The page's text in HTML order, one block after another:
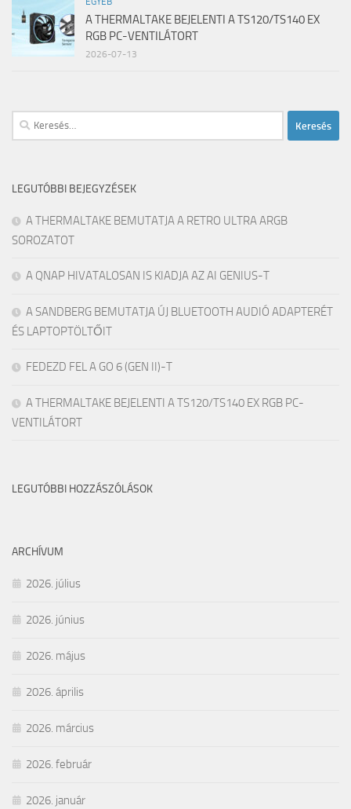
A THERMALTAKE BEJELENTI A TS120/TS140 EX
RGB PC-VENTILÁTORT
2026-07-13
Keresés:
LEGUTÓBBI BEJEGYZÉSEK
A THERMALTAKE BEMUTATJA A RETRO ULTRA ARGB
SOROZATOT
A QNAP HIVATALOSAN IS KIADJA AZ AI GENIUS-T
A SANDBERG BEMUTATJA ÚJ BLUETOOTH AUDIÓ ADAPTERÉT
ÉS LAPTOPTÖLTŐIT
FEDEZD FEL A GO 6 (GEN II)-T
A THERMALTAKE BEJELENTI A TS120/TS140 EX RGB PC-
VENTILÁTORT
LEGUTÓBBI HOZZÁSZÓLÁSOK
ARCHÍVUM
2026. július
2026. június
2026. május
2026. április
2026. március
2026. február
2026. január